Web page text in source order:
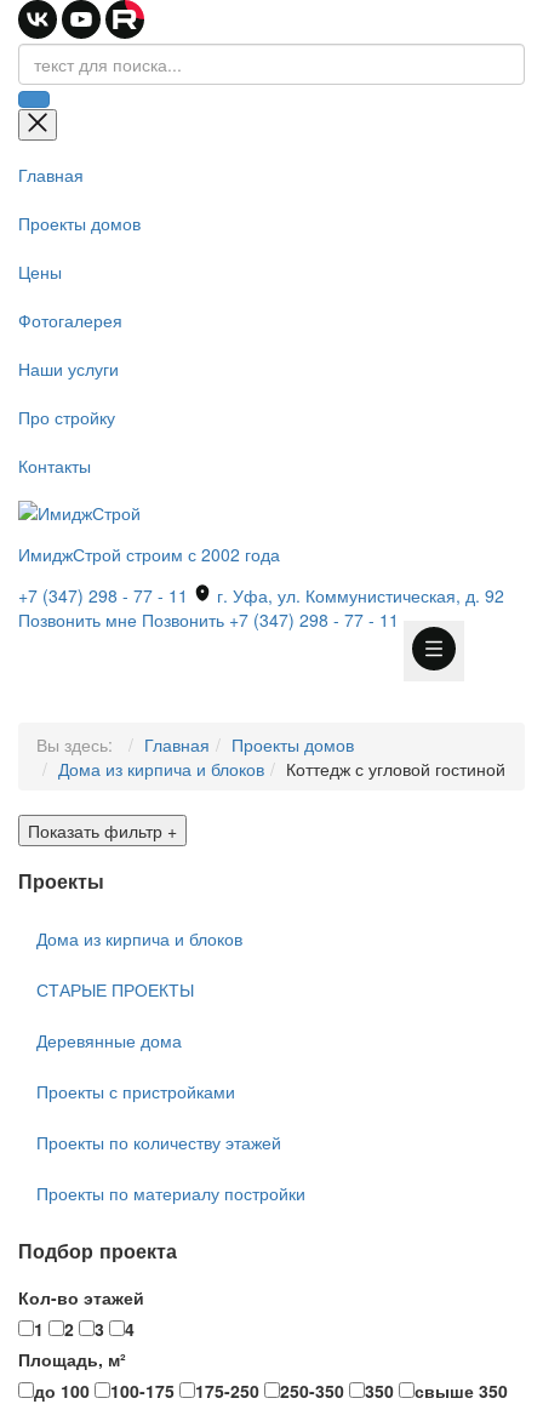
Главная
Проекты домов
Цены
Фотогалерея
Наши услуги
Про стройку
Контакты
ИмиджСтрой строим с 2002 года
+7 (347) 298 - 77 - 11
г. Уфа, ул. Коммунистическая, д. 92
Позвонить мне Позвонить +7 (347) 298 - 77 - 11
Вы здесь: Главная
Проекты домов
Дома из кирпича и блоков
Коттедж с угловой гостиной
Показать фильтр +
Проекты
Дома из кирпича и блоков
СТАРЫЕ ПРОЕКТЫ
Деревянные дома
Проекты с пристройками
Проекты по количеству этажей
Проекты по материалу постройки
Подбор проекта
Кол-во этажей
1
2 3
4
Площадь, м²
до 100
100-175 175-250 250-350 350
свыше 350